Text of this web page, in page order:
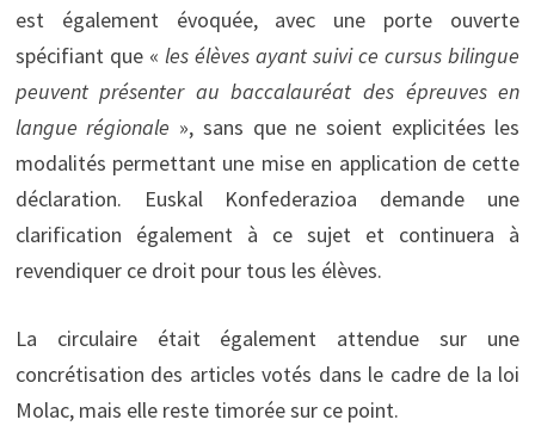
est également évoquée, avec une porte ouverte
spécifiant que « les élèves ayant suivi ce cursus bilingue
peuvent présenter au baccalauréat des épreuves en
langue régionale », sans que ne soient explicitées les
modalités permettant une mise en application de cette
déclaration. Euskal Konfederazioa demande une
clarification également à ce sujet et continuera à
revendiquer ce droit pour tous les élèves.
La circulaire était également attendue sur une
concrétisation des articles votés dans le cadre de la loi
Molac, mais elle reste timorée sur ce point.